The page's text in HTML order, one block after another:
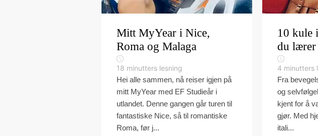
Mitt MyYear i Nice,
Roma og Malaga
18 minutters lesning
Hei alle sammen, nå reiser igjen på
mitt MyYear med EF Studieår i
utlandet. Denne gangen går turen til
fantastiske Nice, så til romantiske
Roma, før j...
10 kule
du lærer
4 minutters
Fra
og
kjent for å
gjør. Med
itali...